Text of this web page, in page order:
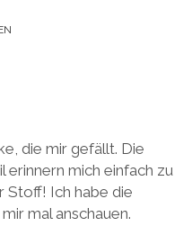
die mir gefällt. Die
mich einfach zu
Stoff! Ich habe die
mal anschauen.